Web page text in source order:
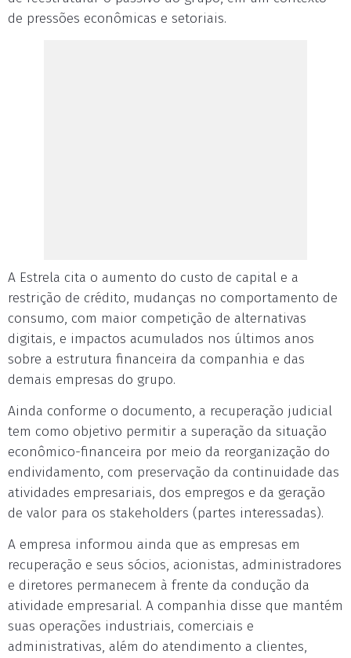
de pressões econômicas e setoriais.
A Estrela cita o aumento do custo de capital e a
restrição de crédito, mudanças no comportamento de
consumo, com maior competição de alternativas
digitais, e impactos acumulados nos últimos anos
sobre a estrutura financeira da companhia e das
demais empresas do grupo.
Ainda conforme o documento, a recuperação judicial
tem como objetivo permitir a superação da situação
econômico-financeira por meio da reorganização do
endividamento, com preservação da continuidade das
atividades empresariais, dos empregos e da geração
de valor para os stakeholders (partes interessadas).
A empresa informou ainda que as empresas em
recuperação e seus sócios, acionistas, administradores
e diretores permanecem à frente da condução da
atividade empresarial. A companhia disse que mantém
suas operações industriais, comerciais e
administrativas, além do atendimento a clientes,